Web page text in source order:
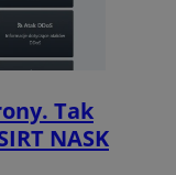
Tak
NASK